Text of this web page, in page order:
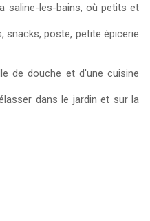
saline-les-bains, où petits et
snacks, poste, petite épicerie
de douche et d'une cuisine
dans le jardin et sur la